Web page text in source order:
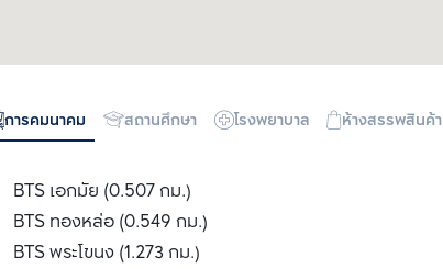
การคมนาคม สถานศึกษา โรงพยาบาล ห้างสรรพสินค้า
BTS เอกมัย (0.507 กม.)
BTS ทองหล่อ (0.549 กม.)
BTS พระโขนง (1.273 กม.)